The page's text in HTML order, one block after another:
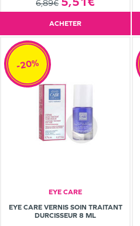
6,89€
ACHETER
EYE CARE
EYE CARE VERNIS SOIN TRAITANT
DURCISSEUR 8 ML
-20%